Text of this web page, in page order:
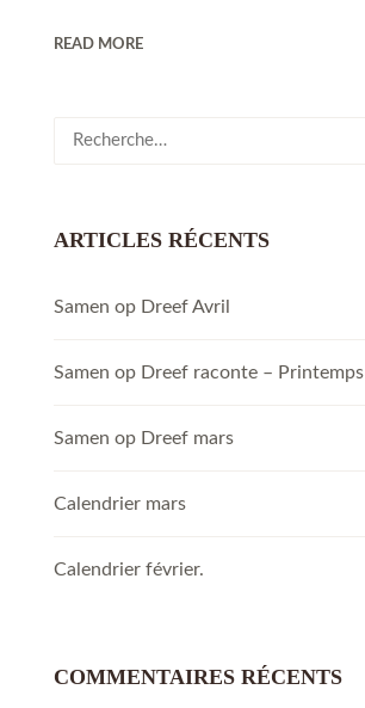
READ MORE
Rechercher :
ARTICLES RÉCENTS
Samen op Dreef Avril
Samen op Dreef raconte – Printemps
Samen op Dreef mars
Calendrier mars
Calendrier février.
COMMENTAIRES RÉCENTS